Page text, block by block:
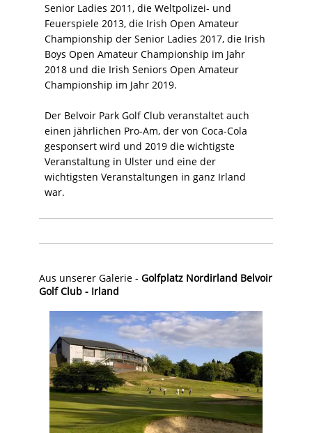
Senior Ladies 2011, die Weltpolizei- und
Feuerspiele 2013, die Irish Open Amateur
Championship der Senior Ladies 2017, die Irish
Boys Open Amateur Championship im Jahr
2018 und die Irish Seniors Open Amateur
Championship im Jahr 2019.
Der Belvoir Park Golf Club veranstaltet auch
einen jährlichen Pro-Am, der von Coca-Cola
gesponsert wird und 2019 die wichtigste
Veranstaltung in Ulster und eine der
wichtigsten Veranstaltungen in ganz Irland
war.
Aus unserer Galerie - Golfplatz Nordirland Belvoir
Golf Club - Irland